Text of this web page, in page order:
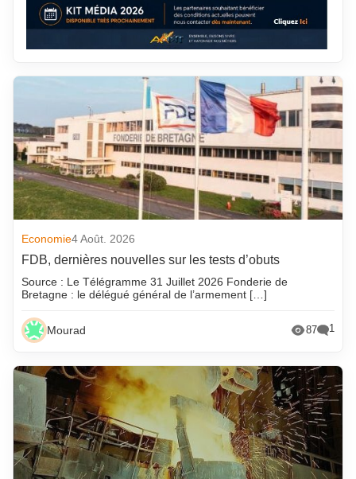
Economie4 Août. 2026
FDB, dernières nouvelles sur les tests d’obuts
Source : Le Télégramme 31 Juillet 2026 Fonderie de
Bretagne : le délégué général de l’armement […]
Mourad 87 1